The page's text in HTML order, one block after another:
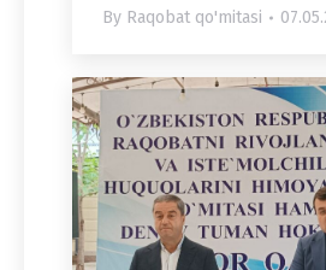
By Raqobat qo'mitasi